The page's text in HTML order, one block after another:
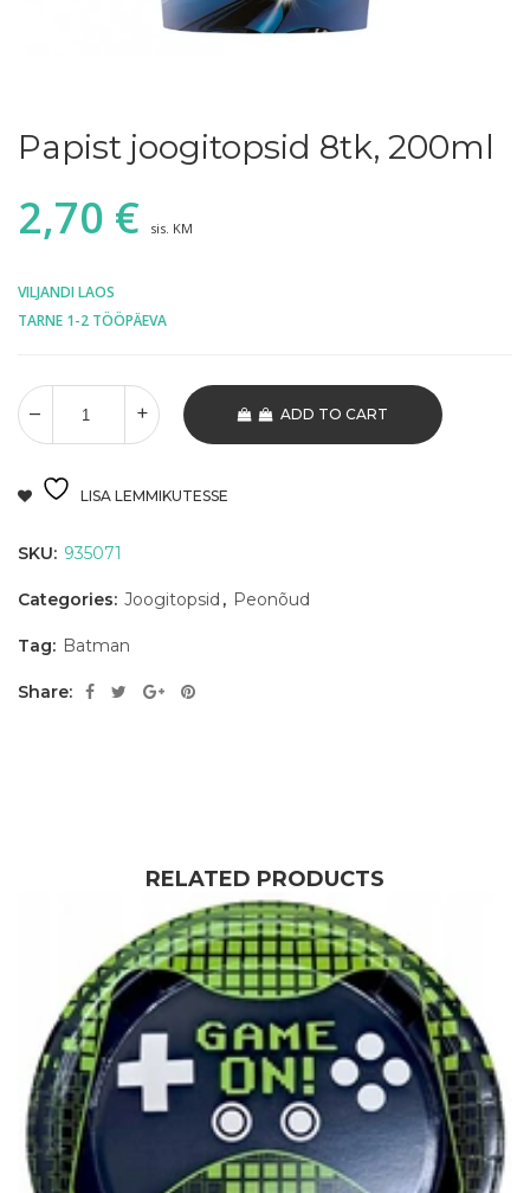
Papist joogitopsid 8tk, 200ml
2,70 € sis. KM
VILJANDI LAOS
TARNE 1-2 TÖÖPÄEVA
ADD TO CART
LISA LEMMIKUTESSE
SKU: 935071
Categories: Joogitopsid , Peonõud
Tag: Batman
Share:
RELATED PRODUCTS